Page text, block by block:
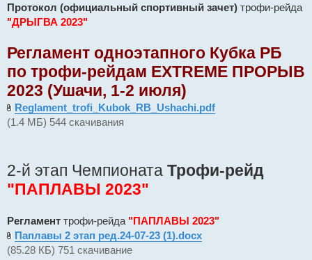
Протокол (официальный спортивный зачет) трофи-рейда
"ДРЫГВА 2023"
Регламент одноэтапного Кубка РБ
по трофи-рейдам EXTREME ПРОРЫВ
2023 (Ушачи, 1-2 июля)
Reglament_trofi_Kubok_RB_Ushachi.pdf
(1.4 МБ) 544 скачивания
2-й этап Чемпионата Трофи-рейд
"ПАПЛАВЫ 2023"
Регламент трофи-рейда "ПАПЛАВЫ 2023"
Паплавы 2 этап ред.24-07-23 (1).docx
(85.28 КБ) 751 скачивание